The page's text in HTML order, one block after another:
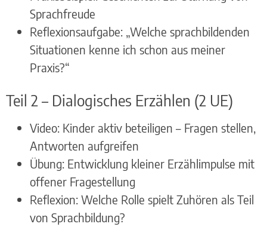
Sprachfreude
Reflexionsaufgabe: „Welche sprachbildenden
Situationen kenne ich schon aus meiner
Praxis?“
Teil 2 – Dialogisches Erzählen (2 UE)
Video: Kinder aktiv beteiligen – Fragen stellen,
Antworten aufgreifen
Übung: Entwicklung kleiner Erzählimpulse mit
offener Fragestellung
Reflexion: Welche Rolle spielt Zuhören als Teil
von Sprachbildung?